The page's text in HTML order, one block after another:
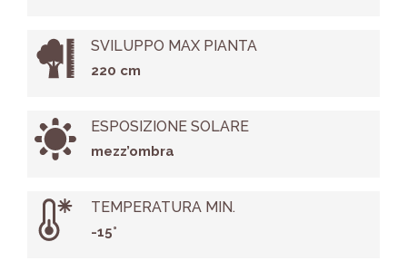
SVILUPPO MAX PIANTA
220 cm
ESPOSIZIONE SOLARE
mezz’ombra
TEMPERATURA MIN.
-15°